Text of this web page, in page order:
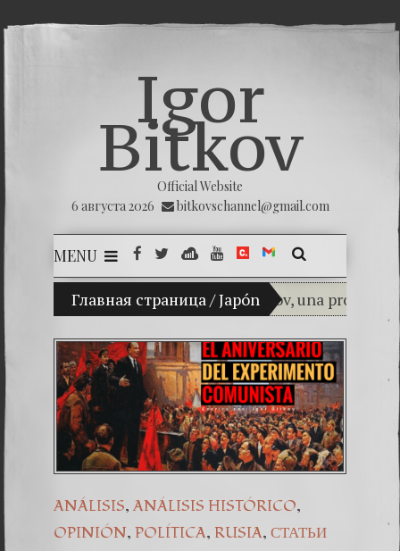
Igor
Bitkov
Official Website
6 августа 2026
bitkovschannel@gmail.com
MENU
Главная страница/Japón
(Español) Mi hijo Vladimir Bitkov, una promesa
(Español) THE
(Español) La
(Español) Las
(Español) 44.
Dr. Erwin Raúl
ANÁLISIS, ANÁLISIS HISTÓRICO,
OPINIÓN, POLÍTICA, RUSIA, СТАТЬИ